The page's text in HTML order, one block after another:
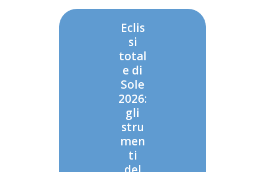
Eclis
si
total
e di
Sole
2026:
gli
stru
men
ti